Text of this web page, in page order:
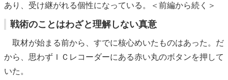
あり、受け継がれる個性になっている。＜前編から続く＞
戦術のことはわざと理解しない真意
取材が始まる前から、すでに核心めいたものはあった。だ
から、思わずＩＣレコーダーにある赤い丸のボタンを押して
いた。